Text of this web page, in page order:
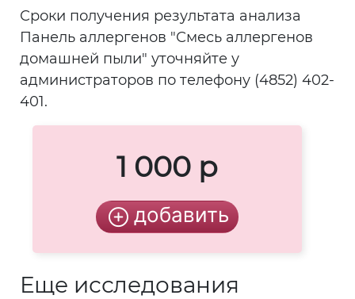
Сроки получения результата анализа
Панель аллергенов "Смесь аллергенов
домашней пыли" уточняйте у
администраторов по телефону (4852) 402-
401.
1 000 р
Еще исследования